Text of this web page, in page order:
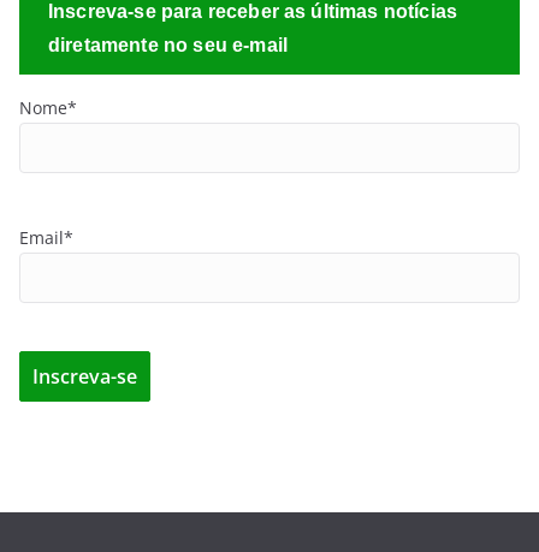
Inscreva-se para receber as últimas notícias
diretamente no seu e-mail
Nome*
Email*